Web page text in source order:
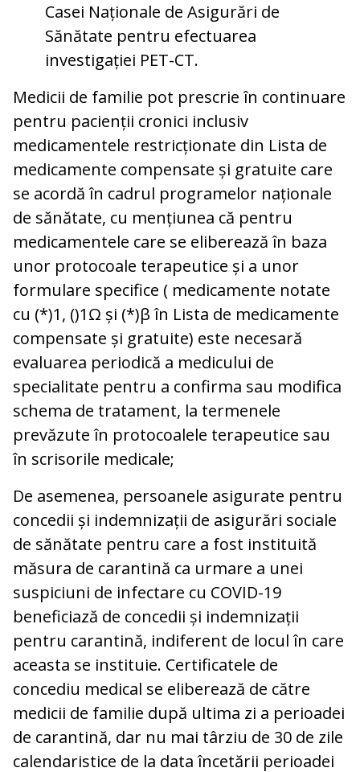
Casei Naționale de Asigurări de
Sănătate pentru efectuarea
investigației PET-CT.
Medicii de familie pot prescrie în continuare
pentru pacienții cronici inclusiv
medicamentele restricționate din Lista de
medicamente compensate și gratuite care
se acordă în cadrul programelor naționale
de sănătate, cu mențiunea că pentru
medicamentele care se eliberează în baza
unor protocoale terapeutice și a unor
formulare specifice ( medicamente notate
cu (*)1, ()1Ω și (*)β în Lista de medicamente
compensate și gratuite) este necesară
evaluarea periodică a medicului de
specialitate pentru a confirma sau modifica
schema de tratament, la termenele
prevăzute în protocoalele terapeutice sau
în scrisorile medicale;
De asemenea, persoanele asigurate pentru
concedii și indemnizații de asigurări sociale
de sănătate pentru care a fost instituită
măsura de carantină ca urmare a unei
suspiciuni de infectare cu COVID-19
beneficiază de concedii și indemnizații
pentru carantină, indiferent de locul în care
aceasta se instituie. Certificatele de
concediu medical se eliberează de către
medicii de familie după ultima zi a perioadei
de carantină, dar nu mai târziu de 30 de zile
calendaristice de la data încetării perioadei